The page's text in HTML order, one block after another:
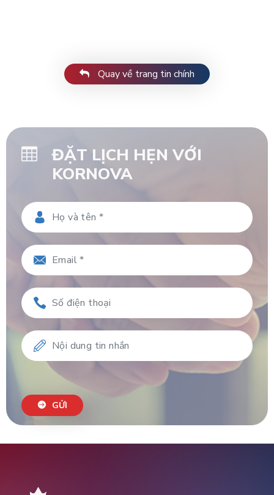
Quay về trang tin chính
ĐẶT LỊCH HẸN VỚI
KORNOVA
GỬI